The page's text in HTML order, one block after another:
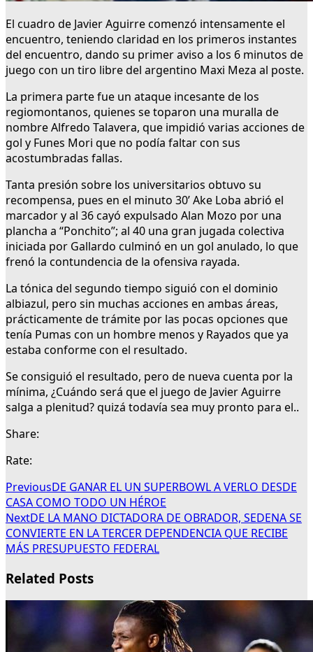
El cuadro de Javier Aguirre comenzó intensamente el
encuentro, teniendo claridad en los primeros instantes
del encuentro, dando su primer aviso a los 6 minutos de
juego con un tiro libre del argentino Maxi Meza al poste.
La primera parte fue un ataque incesante de los
regiomontanos, quienes se toparon una muralla de
nombre Alfredo Talavera, que impidió varias acciones de
gol y Funes Mori que no podía faltar con sus
acostumbradas fallas.
Tanta presión sobre los universitarios obtuvo su
recompensa, pues en el minuto 30’ Ake Loba abrió el
marcador y al 36 cayó expulsado Alan Mozo por una
plancha a “Ponchito”; al 40 una gran jugada colectiva
iniciada por Gallardo culminó en un gol anulado, lo que
frenó la contundencia de la ofensiva rayada.
La tónica del segundo tiempo siguió con el dominio
albiazul, pero sin muchas acciones en ambas áreas,
prácticamente de trámite por las pocas opciones que
tenía Pumas con un hombre menos y Rayados que ya
estaba conforme con el resultado.
Se consiguió el resultado, pero de nueva cuenta por la
mínima, ¿Cuándo será que el juego de Javier Aguirre
salga a plenitud? quizá todavía sea muy pronto para el..
Share:
Rate:
PreviousDE GANAR EL UN SUPERBOWL A VERLO DESDE
CASA COMO TODO UN HÉROE
NextDE LA MANO DICTADORA DE OBRADOR, SEDENA SE
CONVIERTE EN LA TERCER DEPENDENCIA QUE RECIBE
MÁS PRESUPUESTO FEDERAL
Related Posts